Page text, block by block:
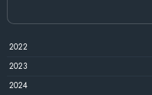
2022
2023
2024